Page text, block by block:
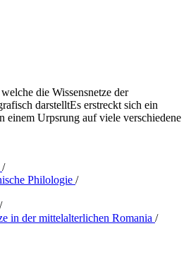
/
Philologie /
/
in der mittelalterlichen Romania /